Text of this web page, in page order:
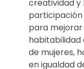
creatividad y
participación
para mejorar
habitabilidad
de mujeres,
en igualdad